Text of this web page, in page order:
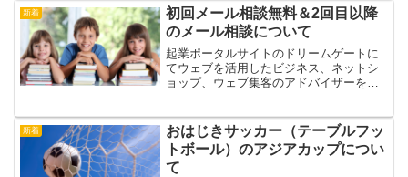
新着
初回メール相談無料＆2回目以降
のメール相談について
起業ポータルサイトのドリームゲートに
てウェブを活用したビジネス、ネットシ
ョップ、ウェブ集客のアドバイザーをし
です。無料会員登録をすれば、他にも約
450名の専門家がアドバ...
新着
おはじきサッカー（テーブルフッ
トボール）のアジアカップについ
て